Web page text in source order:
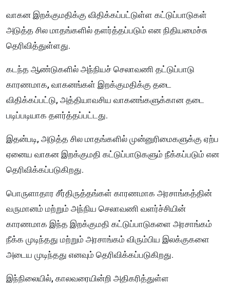
வாகன இறக்குமதிக்கு விதிக்கப்பட்டுள்ள கட்டுப்பாடுகள்
அடுத்த சில மாதங்களில் தளர்த்தப்படும் என நிதியமைச்சு
தெரிவித்துள்ளது.
கடந்த ஆண்டுகளில் அந்நியச் செலாவணி தட்டுப்பாடு
காரணமாக, வாகனங்கள் இறக்குமதிக்கு தடை
விதிக்கப்பட்டு, அத்தியாவசிய வாகனங்களுக்கான தடை
படிப்படியாக தளர்த்தப்பட்டது.
இதன்படி, அடுத்த சில மாதங்களில் முன்னுரிமைகளுக்கு ஏற்ப
ஏனைய வாகன இறக்குமதி கட்டுப்பாடுகளும் நீக்கப்படும் என
தெரிவிக்கப்படுகிறது.
பொருளாதார சீர்திருத்தங்கள் காரணமாக அரசாங்கத்தின்
வருமானம் மற்றும் அந்நிய செலாவணி வளர்ச்சியின்
காரணமாக இந்த இறக்குமதி கட்டுப்பாடுகளை அரசாங்கம்
நீக்க முடிந்தது மற்றும் அரசாங்கம் விரும்பிய இலக்குகளை
அடைய முடிந்தது எனவும் தெரிவிக்கப்படுகிறது.
இந்நிலையில், காலவரையின்றி அதிகரித்துள்ள